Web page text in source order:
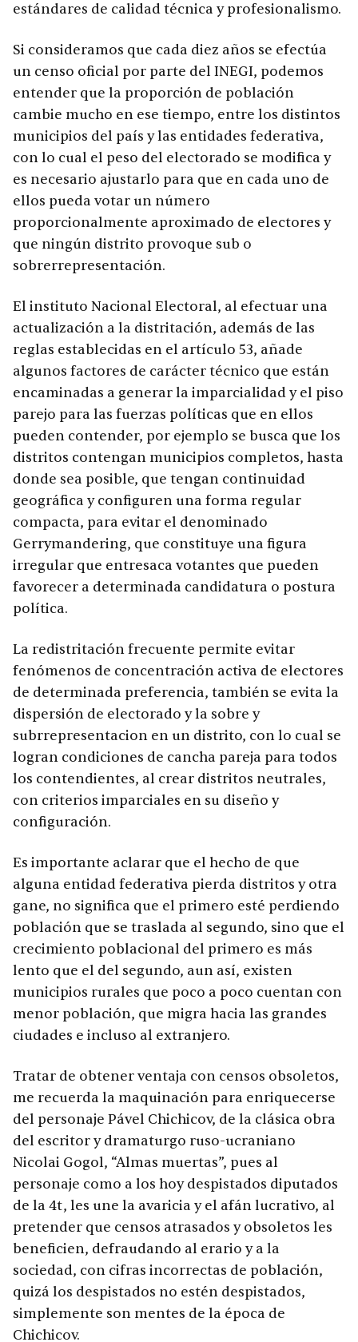
estándares de calidad técnica y profesionalismo.
Si consideramos que cada diez años se efectúa
un censo oficial por parte del INEGI, podemos
entender que la proporción de población
cambie mucho en ese tiempo, entre los distintos
municipios del país y las entidades federativa,
con lo cual el peso del electorado se modifica y
es necesario ajustarlo para que en cada uno de
ellos pueda votar un número
proporcionalmente aproximado de electores y
que ningún distrito provoque sub o
sobrerrepresentación.
El instituto Nacional Electoral, al efectuar una
actualización a la distritación, además de las
reglas establecidas en el artículo 53, añade
algunos factores de carácter técnico que están
encaminadas a generar la imparcialidad y el piso
parejo para las fuerzas políticas que en ellos
pueden contender, por ejemplo se busca que los
distritos contengan municipios completos, hasta
donde sea posible, que tengan continuidad
geográfica y configuren una forma regular
compacta, para evitar el denominado
Gerrymandering, que constituye una figura
irregular que entresaca votantes que pueden
favorecer a determinada candidatura o postura
política.
La redistritación frecuente permite evitar
fenómenos de concentración activa de electores
de determinada preferencia, también se evita la
dispersión de electorado y la sobre y
subrrepresentacion en un distrito, con lo cual se
logran condiciones de cancha pareja para todos
los contendientes, al crear distritos neutrales,
con criterios imparciales en su diseño y
configuración.
Es importante aclarar que el hecho de que
alguna entidad federativa pierda distritos y otra
gane, no significa que el primero esté perdiendo
población que se traslada al segundo, sino que el
crecimiento poblacional del primero es más
lento que el del segundo, aun así, existen
municipios rurales que poco a poco cuentan con
menor población, que migra hacia las grandes
ciudades e incluso al extranjero.
Tratar de obtener ventaja con censos obsoletos,
me recuerda la maquinación para enriquecerse
del personaje Pável Chichicov, de la clásica obra
del escritor y dramaturgo ruso-ucraniano
Nicolai Gogol, “Almas muertas”, pues al
personaje como a los hoy despistados diputados
de la 4t, les une la avaricia y el afán lucrativo, al
pretender que censos atrasados y obsoletos les
beneficien, defraudando al erario y a la
sociedad, con cifras incorrectas de población,
quizá los despistados no estén despistados,
simplemente son mentes de la época de
Chichicov.